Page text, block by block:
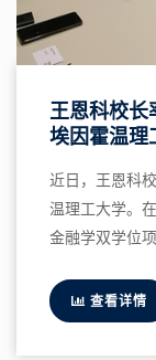
王恩科校长
埃因霍温理
近日，王恩科
温理工大学。
金融学双学位
查看详情